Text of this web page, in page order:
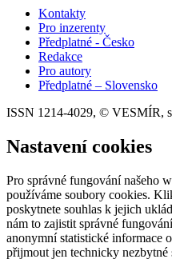
Kontakty
Pro inzerenty
Předplatné - Česko
Redakce
Pro autory
Předplatné – Slovensko
ISSN 1214-4029, © VESMÍR,
Nastavení cookies
Pro správné fungování našeho
používáme soubory cookies.
poskytnete souhlas k jejich
nám to zajistit správné
anonymní statistické informace
přijmout jen technicky nezbytné